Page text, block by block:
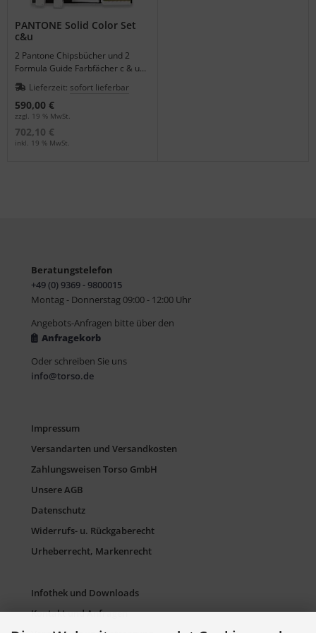
PANTONE Solid Color Set
c&u
2 Pantone Chipsbücher und 2
Formula Guide Farbfächer c & u
im preisgünstigen Set - Edition
2022.
Lieferzeit: sofort lieferbar
590,00 €
zzgl. 19 % MwSt.
702,10 €
inkl. 19 % MwSt.
Beratungstelefon
+49 (0) 9369 - 9800015
Montag - Donnerstag 09:00 - 12:00 Uhr
Angebots-Anfragen bitte über den
Anfragekorb
Oder schreiben Sie uns
info@torso.de
Impressum
Versandarten und Versandkosten
Zahlungsweisen Torso GmbH
Unsere AGB
Datenschutz
Widerrufs- u. Rückgaberecht
Urheberrecht, Markenrecht
Infothek und Downloads
Kontakt und Anfragen